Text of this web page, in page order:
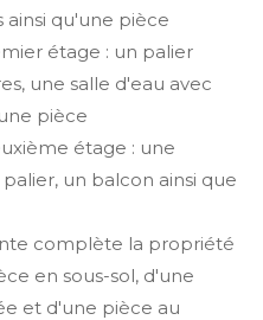
ainsi qu'une pièce
étage : un palier
une salle d'eau avec
pièce
étage : une
un balcon ainsi que
complète la propriété
en sous-sol, d'une
et d'une pièce au